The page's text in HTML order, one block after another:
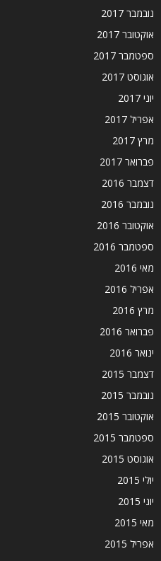
נובמבר 2017
אוקטובר 2017
ספטמבר 2017
אוגוסט 2017
יוני 2017
אפריל 2017
מרץ 2017
פברואר 2017
דצמבר 2016
נובמבר 2016
אוקטובר 2016
ספטמבר 2016
מאי 2016
אפריל 2016
מרץ 2016
פברואר 2016
ינואר 2016
דצמבר 2015
נובמבר 2015
אוקטובר 2015
ספטמבר 2015
אוגוסט 2015
יולי 2015
יוני 2015
מאי 2015
אפריל 2015